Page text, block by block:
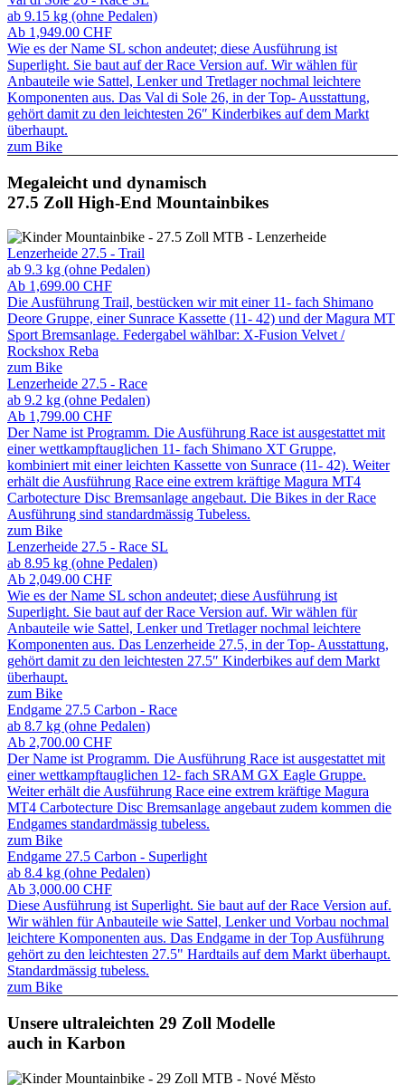
ab 9.15 kg (ohne Pedalen)
Ab 1,949.00 CHF
Wie es der Name SL schon andeutet; diese Ausführung ist
Superlight. Sie baut auf der Race Version auf. Wir wählen für
Anbauteile wie Sattel, Lenker und Tretlager nochmal leichtere
Komponenten aus. Das Val di Sole 26, in der Top- Ausstattung,
gehört damit zu den leichtesten 26″ Kinderbikes auf dem Markt
überhaupt.
zum Bike
Megaleicht und dynamisch
27.5 Zoll High-End Mountainbikes
Lenzerheide 27.5 - Trail
ab 9.3 kg (ohne Pedalen)
Ab 1,699.00 CHF
Die Ausführung Trail, bestücken wir mit einer 11- fach Shimano
Deore Gruppe, einer Sunrace Kassette (11- 42) und der Magura MT
Sport Bremsanlage. Federgabel wählbar: X-Fusion Velvet /
Rockshox Reba
zum Bike
Lenzerheide 27.5 - Race
ab 9.2 kg (ohne Pedalen)
Ab 1,799.00 CHF
Der Name ist Programm. Die Ausführung Race ist ausgestattet mit
einer wettkampftauglichen 11- fach Shimano XT Gruppe,
kombiniert mit einer leichten Kassette von Sunrace (11- 42). Weiter
erhält die Ausführung Race eine extrem kräftige Magura MT4
Carbotecture Disc Bremsanlage angebaut. Die Bikes in der Race
Ausführung sind standardmässig Tubeless.
zum Bike
Lenzerheide 27.5 - Race SL
ab 8.95 kg (ohne Pedalen)
Ab 2,049.00 CHF
Wie es der Name SL schon andeutet; diese Ausführung ist
Superlight. Sie baut auf der Race Version auf. Wir wählen für
Anbauteile wie Sattel, Lenker und Tretlager nochmal leichtere
Komponenten aus. Das Lenzerheide 27.5, in der Top- Ausstattung,
gehört damit zu den leichtesten 27.5″ Kinderbikes auf dem Markt
überhaupt.
zum Bike
Endgame 27.5 Carbon - Race
ab 8.7 kg (ohne Pedalen)
Ab 2,700.00 CHF
Der Name ist Programm. Die Ausführung Race ist ausgestattet mit
einer wettkampftauglichen 12- fach SRAM GX Eagle Gruppe.
Weiter erhält die Ausführung Race eine extrem kräftige Magura
MT4 Carbotecture Disc Bremsanlage angebaut zudem kommen die
Endgames standardmässig tubeless.
zum Bike
Endgame 27.5 Carbon - Superlight
ab 8.4 kg (ohne Pedalen)
Ab 3,000.00 CHF
Diese Ausführung ist Superlight. Sie baut auf der Race Version auf.
Wir wählen für Anbauteile wie Sattel, Lenker und Vorbau nochmal
leichtere Komponenten aus. Das Endgame in der Top Ausführung
gehört zu den leichtesten 27.5" Hardtails auf dem Markt überhaupt.
Standardmässig tubeless.
zum Bike
Unsere ultraleichten 29 Zoll Modelle
auch in Karbon